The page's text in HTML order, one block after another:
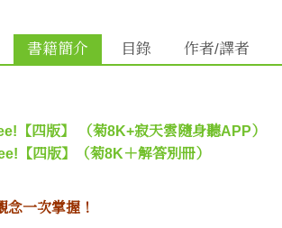
書籍簡介 目錄 作者/譯者
【四版】 （菊8K+寂天雲隨身聽APP）
【四版】（菊8K＋解答別冊）
念一次掌握！